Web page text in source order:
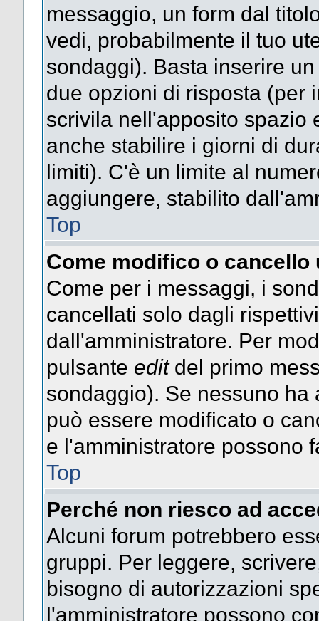
messaggio, un form dal
vedi, probabilmente il tuo
sondaggi). Basta inserire
due opzioni di risposta (per
scrivila nell'apposito spazio
anche stabilire i giorni di
limiti). C'è un limite al
aggiungere, stabilito
Top
Come modifico o cancello
Come per i messaggi, i
cancellati solo dagli
dall'amministratore. Per
pulsante editdel primo
sondaggio). Se nessuno
può essere modificato o
e l'amministratore possono
Top
Perché non riesco ad
Alcuni forum potrebbero
gruppi. Per leggere,
bisogno di autorizzazioni
l'amministratore possono